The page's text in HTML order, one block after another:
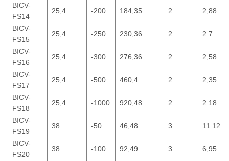
BICV-
FS14
25,4 -200 184,35 2 2,88
BICV-
FS15
25,4 -250 230,36 2 2.7
BICV-
FS16
25,4 -300 276,36 2 2,58
BICV-
FS17
25,4 -500 460,4 2 2,35
BICV-
FS18
25,4 -1000 920,48 2 2.18
BICV-
FS19
38 -50 46,48 3 11.12
BICV-
FS20
38 -100 92,49 3 6,95